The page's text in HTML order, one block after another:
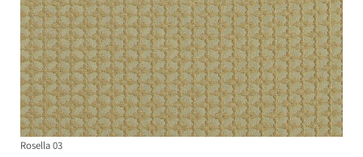
Rosella 03